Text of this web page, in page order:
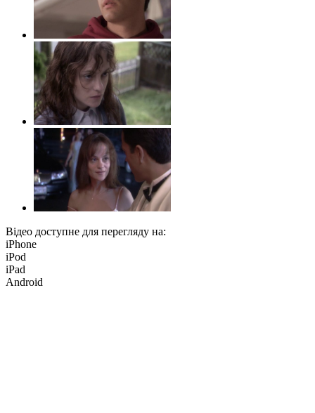
Відео доступне для перегляду на:
iPhone
iPod
iPad
Android